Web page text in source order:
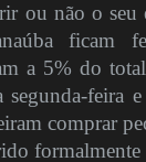
ou não o
ficam
a 5% do
feira
comprar